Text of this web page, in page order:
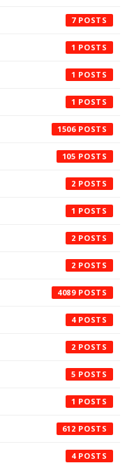
7
1
1
1
1506
105
2
1
2
2
4089
4
2
5
1
612
4